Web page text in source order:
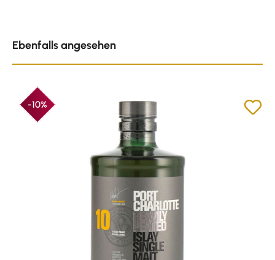
Ebenfalls angesehen
-10%